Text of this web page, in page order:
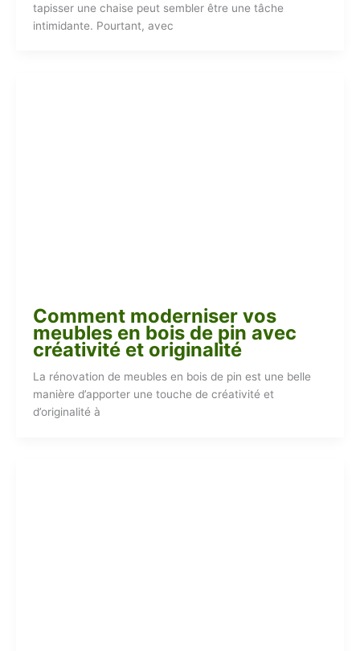
tapisser une chaise peut sembler être une tâche
intimidante. Pourtant, avec
Comment moderniser vos
meubles en bois de pin avec
créativité et originalité
La rénovation de meubles en bois de pin est une belle
manière d’apporter une touche de créativité et
d’originalité à